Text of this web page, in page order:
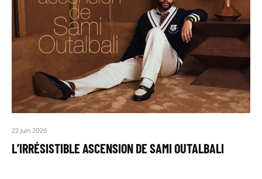
22 juin 2026
L’IRRÉSISTIBLE ASCENSION DE SAMI OUTALBALI